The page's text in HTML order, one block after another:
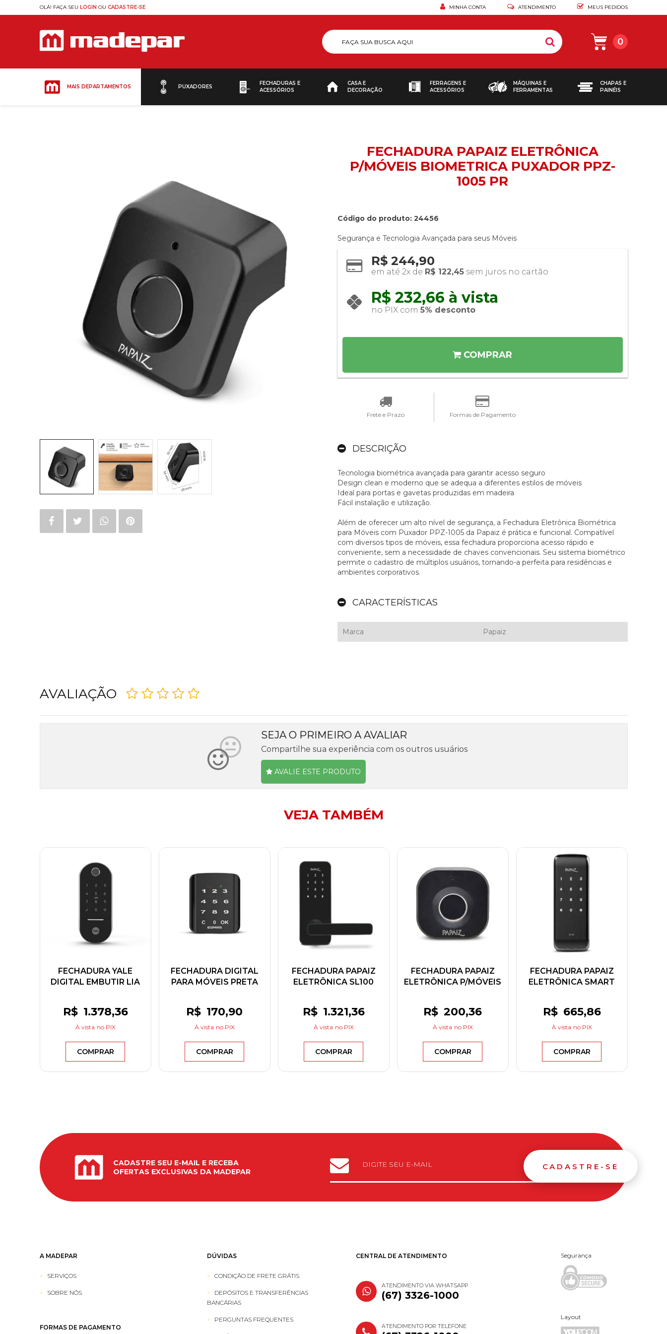
OLÁ! FAÇA SEU LOGIN OU CADASTRE-SE MINHA CONTA ATENDIMENTO MEUS PEDIDOS
0
MAIS DEPARTAMENTOS PUXADORES
FECHADURAS E
ACESSÓRIOS
CASA E
DECORAÇÃO
FERRAGENS E
ACESSÓRIOS
MÁQUINAS E
FERRAMENTAS
CHAPAS E
PAINÉIS
FECHADURA PAPAIZ ELETRÔNICA
P/MÓVEIS BIOMETRICA PUXADOR PPZ-
1005 PR
Código do produto: 24456
Segurança e Tecnologia Avançada para seus Móveis
R$ 244,90
em até 2x de R$ 122,45 sem juros no cartão
R$ 232,66 à vista
no PIX com 5% desconto
COMPRAR
Frete e Prazo Formas de Pagamento
DESCRIÇÃO
Tecnologia biométrica avançada para garantir acesso seguro
Design clean e moderno que se adequa a diferentes estilos de móveis
Ideal para portas e gavetas produzidas em madeira
Fácil instalação e utilização.
Além de oferecer um alto nível de segurança, a Fechadura Eletrônica Biométrica
para Móveis com Puxador PPZ-1005 da Papaiz é prática e funcional. Compatível
com diversos tipos de móveis, essa fechadura proporciona acesso rápido e
conveniente, sem a necessidade de chaves convencionais. Seu sistema biométrico
permite o cadastro de múltiplos usuários, tornando-a perfeita para residências e
ambientes corporativos.
CARACTERÍSTICAS
Marca Papaiz
AVALIAÇÃO
SEJA O PRIMEIRO A AVALIAR
Compartilhe sua experiência com os outros usuários
AVALIE ESTE PRODUTO
VEJA TAMBÉM
FECHADURA YALE
DIGITAL EMBUTIR LIA
R$ 1.378,36
À vista no PIX
COMPRAR
FECHADURA DIGITAL
PARA MÓVEIS PRETA
SOPRANO
R$ 170,90
À vista no PIX
COMPRAR
FECHADURA PAPAIZ
ELETRÔNICA SL100
R$ 1.321,36
À vista no PIX
COMPRAR
FECHADURA PAPAIZ
ELETRÔNICA P/MÓVEIS
PPZ-1001
R$ 200,36
À vista no PIX
COMPRAR
FECHADURA PAPAIZ
ELETRÔNICA SMART
R$ 665,86
À vista no PIX
COMPRAR
CADASTRE SEU E-MAIL E RECEBA
OFERTAS EXCLUSIVAS DA MADEPAR
CADASTRE-SE
A MADEPAR
SERVIÇOS
SOBRE NÓS
FORMAS DE PAGAMENTO
DÚVIDAS
CONDIÇÃO DE FRETE GRÁTIS
DEPÓSITOS E TRANSFERÊNCIAS
BANCÁRIAS
PERGUNTAS FREQUENTES
CENTRAL DE ATENDIMENTO
ATENDIMENTO VIA WHATSAPP
(67) 3326-1000
ATENDIMENTO POR TELEFONE
Segurança
Layout